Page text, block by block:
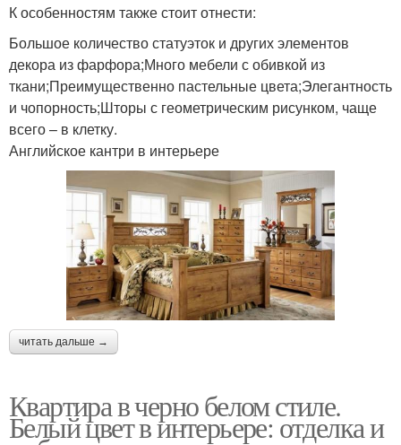
К особенностям также стоит отнести:
Большое количество статуэток и других элементов
декора из фарфора;Много мебели с обивкой из
ткани;Преимущественно пастельные цвета;Элегантность
и чопорность;Шторы с геометрическим рисунком, чаще
всего – в клетку.
Английское кантри в интерьере
читать дальше →
Квартира в черно белом стиле.
Белый цвет в интерьере: отделка и